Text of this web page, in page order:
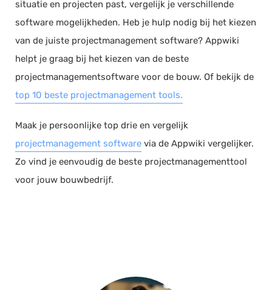
situatie en projecten past, vergelijk je verschillende
software mogelijkheden. Heb je hulp nodig bij het kiezen
van de juiste projectmanagement software? Appwiki
helpt je graag bij het kiezen van de beste
projectmanagementsoftware voor de bouw. Of bekijk de
top 10 beste projectmanagement tools.
Maak je persoonlijke top drie en vergelijk
projectmanagement software via de Appwiki vergelijker.
Zo vind je eenvoudig de beste projectmanagementtool
voor jouw bouwbedrijf.